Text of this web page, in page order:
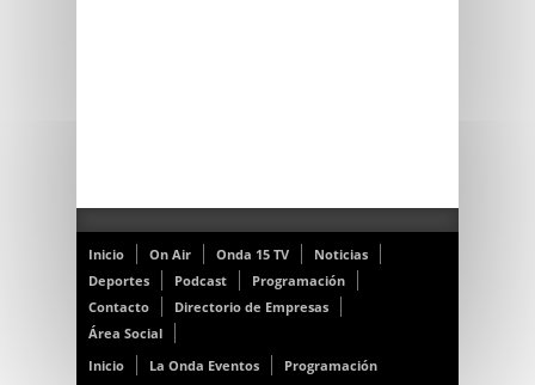
Inicio On Air Onda 15 TV
Noticias
Deportes
Podcast
Programación
Contacto
Directorio de Empresas
Área Social
Inicio
La Onda Eventos Programación